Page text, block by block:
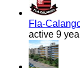
Fla-
active 9